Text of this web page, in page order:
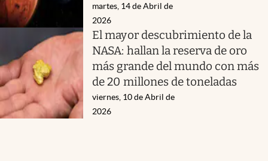
martes, 14 de Abril de
2026
El mayor descubrimiento de la
NASA: hallan la reserva de oro
más grande del mundo con más
de 20 millones de toneladas
viernes, 10 de Abril de
2026